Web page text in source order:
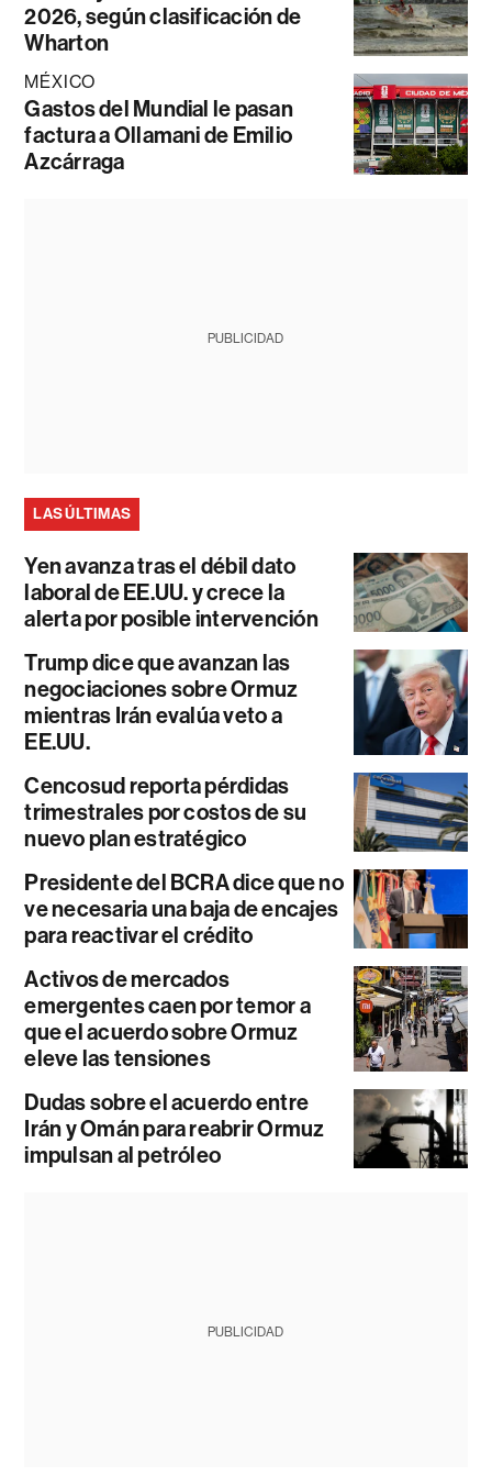
2026, según clasificación de
Wharton
MÉXICO
Gastos del Mundial le pasan
factura a Ollamani de Emilio
Azcárraga
PUBLICIDAD
LAS ÚLTIMAS
Yen avanza tras el débil dato
laboral de EE.UU. y crece la
alerta por posible intervención
Trump dice que avanzan las
negociaciones sobre Ormuz
mientras Irán evalúa veto a
EE.UU.
Cencosud reporta pérdidas
trimestrales por costos de su
nuevo plan estratégico
Presidente del BCRA dice que no
ve necesaria una baja de encajes
para reactivar el crédito
Activos de mercados
emergentes caen por temor a
que el acuerdo sobre Ormuz
eleve las tensiones
Dudas sobre el acuerdo entre
Irán y Omán para reabrir Ormuz
impulsan al petróleo
PUBLICIDAD